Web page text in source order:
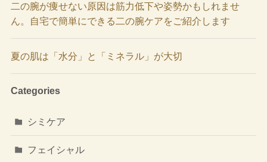
二の腕が痩せない原因は筋力低下や姿勢かもしれませ
ん。自宅で簡単にできる二の腕ケアをご紹介します
夏の肌は「水分」と「ミネラル」が大切
Categories
シミケア
フェイシャル